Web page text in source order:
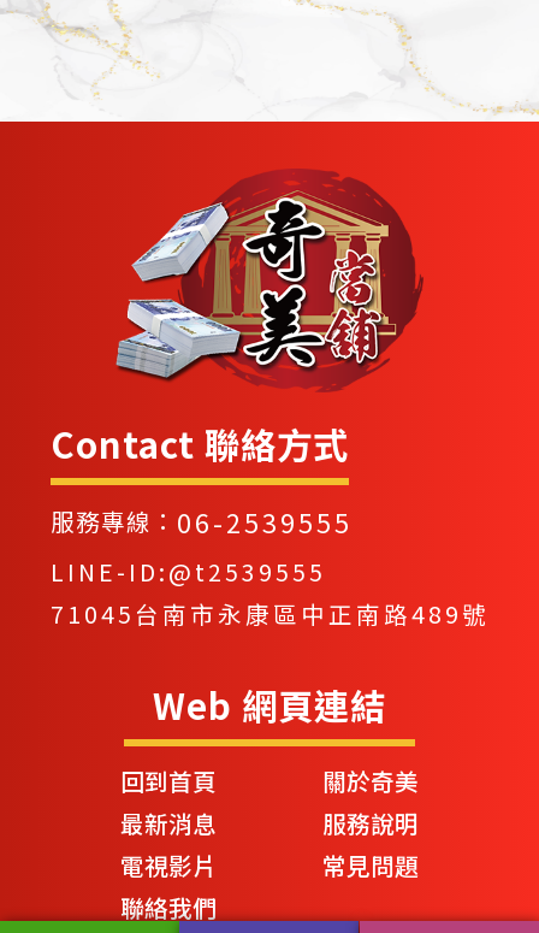
Contact 聯絡方式
服務專線： 06-2539555
LINE-ID:@t2539555
71045台南市永康區中正南路489號
Web 網頁連結
回到首頁
關於奇美
最新消息
服務說明
電視影片
常見問題
聯絡我們